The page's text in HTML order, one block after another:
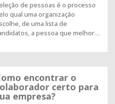
de pessoas é o processo
qual uma organização
de uma lista de
a pessoa que melhor…
encontrar o
certo para
empresa?